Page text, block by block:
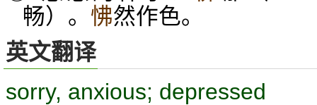
畅）。 怫然作色。
英文翻译
sorry, anxious; depressed